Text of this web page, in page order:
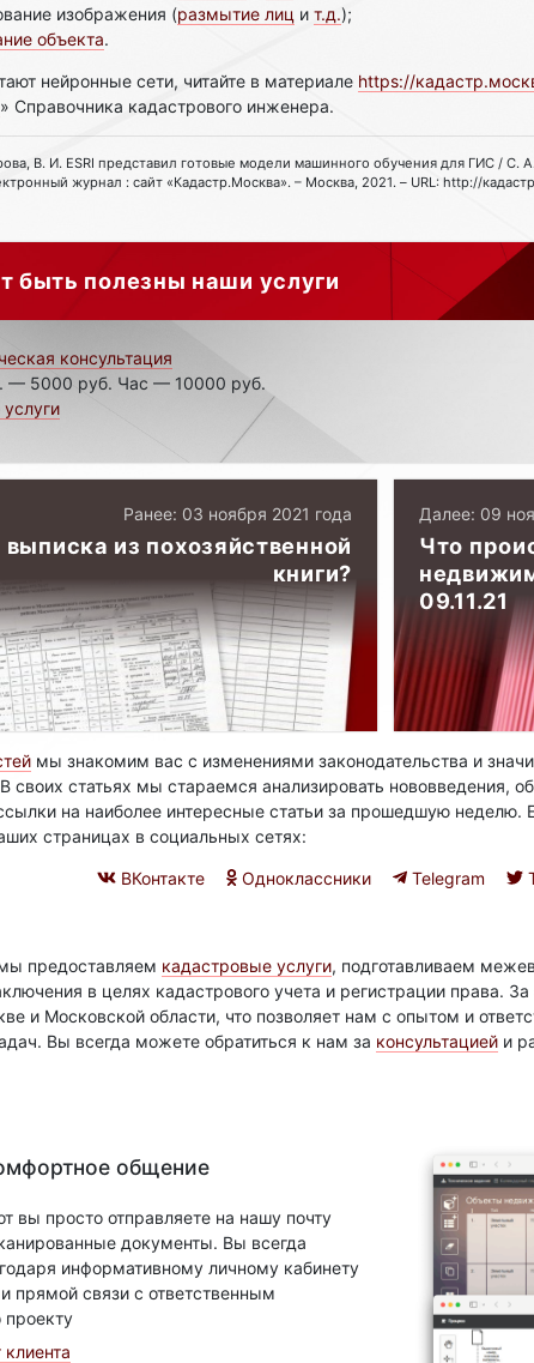
изображения (размытие лиц и т.д.);
объекта.
нейронные сети, читайте в материале https://
» Справочника кадастрового инженера.
В. И. ESRI представил готовые модели машинного обучения для ГИС / С.
журнал : сайт «Кадастр.Москва». – Москва, 2021. – URL: http://
быть полезны наши услуги
консультация
— 5000 руб. Час — 10000 руб.
Ранее: 03 ноября 2021 года
выписка из похозяйственной
книги?
Далее: 09
Что
09.11.21
мы знакомим вас с изменениями законодательства и
своих статьях мы стараемся анализировать нововведения,
на наиболее интересные статьи за прошедшую неделю.
страницах в социальных сетях:
ВКонтакте Одноклассники Telegram
предоставляем кадастровые услуги, подготавливаем
в целях кадастрового учета и регистрации права.
и Московской области, что позволяет нам с опытом и
Вы всегда можете обратиться к нам за консультацией и
общение
вы просто отправляете на нашу почту
документы. Вы всегда
информативному личному кабинету
прямой связи с ответственным